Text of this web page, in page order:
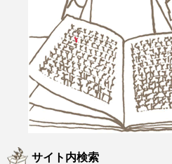
サイト内検索